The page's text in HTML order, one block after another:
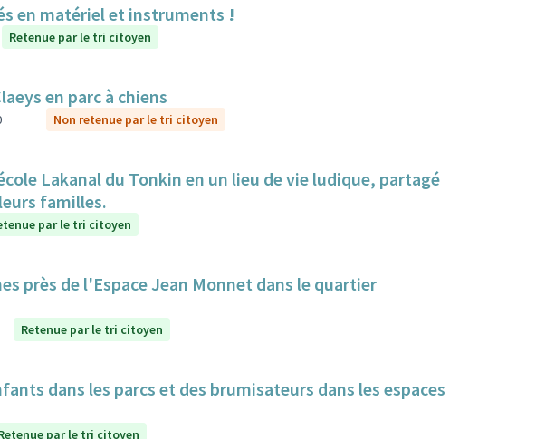
en matériel et instruments !
Retenue par le tri citoyen
en parc à chiens
Non retenue par le tri citoyen
Lakanal du Tonkin en un lieu de vie ludique, partagé
familles.
par le tri citoyen
près de l'Espace Jean Monnet dans le quartier
Retenue par le tri citoyen
dans les parcs et des brumisateurs dans les espaces
par le tri citoyen